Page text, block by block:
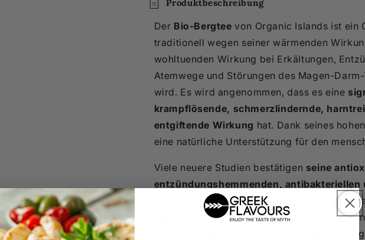
Produktbeschreibung
Der Bio-Bergtee von Organic Islands ist ein
traditionell wegen seiner wärmenden
wohltuenden Wirkung bei Erkältungen,
Atemwege und Störungen des Magen-
wird. Es wird angenommen, dass es eine
krampflösende, schmerzlindernde,
entgiftende Wirkung hat. Dank seines
eine natürliche Unterstützung für den
Viele neuere Studien bestätigen seine
entzündungshemmenden, antibakteriellen
Eigenschaften . Aufgrund seines hohen
wird angenommen, dass es das Kreislauf-
System entwickelt, blutdrucksenkende und